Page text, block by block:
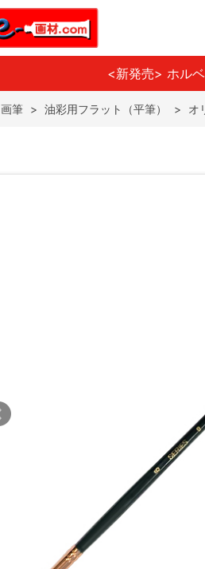
<新発売> ホル
画筆 > 油彩用フラット（平筆） > オ